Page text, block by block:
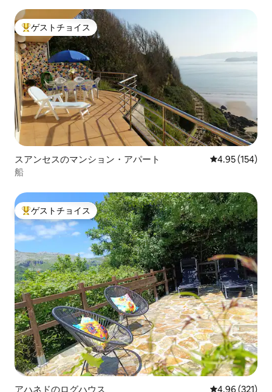
大好評のゲストチョイスです。
ゲストチョイス
スアンセスのマンション・アパート レビュー154
4.95 (154)
船
大好評のゲストチョイスです。
ゲストチョイス
アハネドのログハウス レビュー321
4.96 (321)